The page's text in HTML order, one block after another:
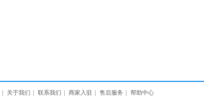
关于我们 联系我们 商家入驻 售后服务 帮助中心